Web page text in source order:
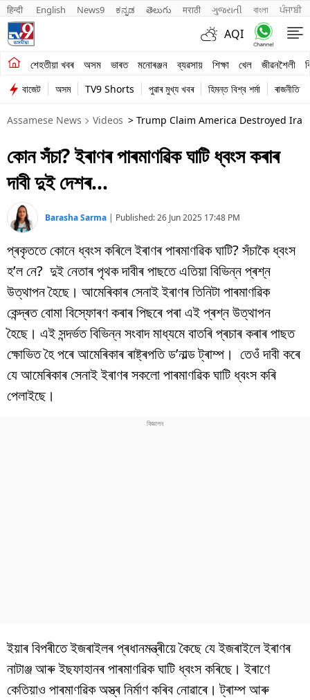
हिन्दी English News9 ಕನ್ನಡ తెలుగు मराठी ગુજરાતી বাংলা ਪੰਜਾਬੀ
AQI
শেহতীয়া খবৰ অসম ভাৰত মনোৰঞ্জন ব্যৱসায় শিক্ষা খেল জীৱনশৈলী
শেহতীয়া খবৰ
অসম
ভাৰত
মনোৰঞ্জন
ব্যৱসায়
শিক্ষা
খেল
জীৱনশৈলী
বিশ্ব
প্ৰযুক্তি
Videos
বাজেট অসম TV9 Shorts পুৱাৰ মুখ্য খবৰ হিমন্ত বিশ্ব শৰ্মা ৰাজনীতি
Assamese News Videos
কোন সঁচা? ইৰাণৰ পাৰমাণৱিক ঘাটি ধ্বংস কৰাৰ
দাবী দুই দেশৰ…
Barasha Sarma | Published:26 Jun 2025 17:48 PM
প্ৰকৃততে কোনে ধ্বংস কৰিলে ইৰাণৰ পাৰমাণৱিক ঘাটি? সঁচাকৈ ধ্বংস
হ’ল নে? দুই নেতাৰ পৃথক দাবীৰ পাছতে এতিয়া বিভিন্ন প্ৰশ্ন
উত্থাপন হৈছে। আমেৰিকাৰ সেনাই ইৰাণৰ তিনিটা পাৰমাণৱিক
কেন্দ্ৰত বোমা বিস্ফোৰণ কৰাৰ পিছৰে পৰা এই প্ৰশ্ন উত্থাপন
হৈছে। এই সন্দৰ্ভত বিভিন্ন সংবাদ মাধ্যমে বাতৰি প্ৰচাৰ কৰাৰ পাছত
ক্ষোভিত হৈ পৰে আমেৰিকাৰ ৰাষ্ট্ৰপতি ড’নাল্ড ট্ৰাম্প। তেওঁ দাবী কৰে
যে আমেৰিকাৰ সেনাই ইৰাণৰ সকলো পাৰমাণৱিক ঘাটি ধ্বংস কৰি
পেলাইছে।
ইয়াৰ বিপৰীতে ইজৰাইলৰ প্ৰধানমন্ত্ৰীয়ে কৈছে যে ইজৰাইলে ইৰাণৰ
নাটাঞ্জ আৰু ইছফাহানৰ পাৰমাণৱিক ঘাটি ধ্বংস কৰিছে। ইৰাণে
কেতিয়াও পাৰমাণৱিক অস্ত্ৰ নিৰ্মাণ কৰিব নোৱাৰে। ট্ৰাম্প আৰু